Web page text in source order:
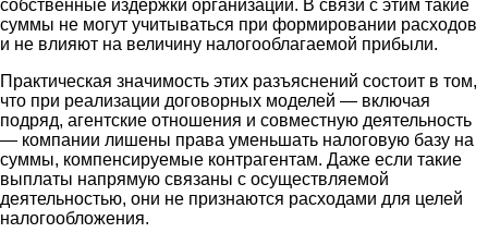
собственные издержки организации. В связи с этим такие
суммы не могут учитываться при формировании расходов
и не влияют на величину налогооблагаемой прибыли.
Практическая значимость этих разъяснений состоит в том,
что при реализации договорных моделей — включая
подряд, агентские отношения и совместную деятельность
— компании лишены права уменьшать налоговую базу на
суммы, компенсируемые контрагентам. Даже если такие
выплаты напрямую связаны с осуществляемой
деятельностью, они не признаются расходами для целей
налогообложения.